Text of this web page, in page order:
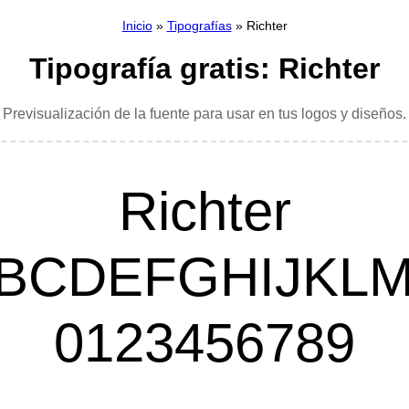
Inicio» Tipografías» Richter
Tipografía gratis: Richter
Previsualización de la fuente para usar en tus logos y diseños.
Richter
0123456789